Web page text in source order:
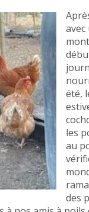
avec
été,
les
au
des